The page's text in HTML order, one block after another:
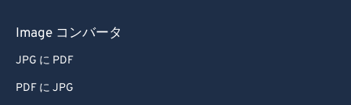
Image コンバータ
JPG に PDF
PDF に JPG